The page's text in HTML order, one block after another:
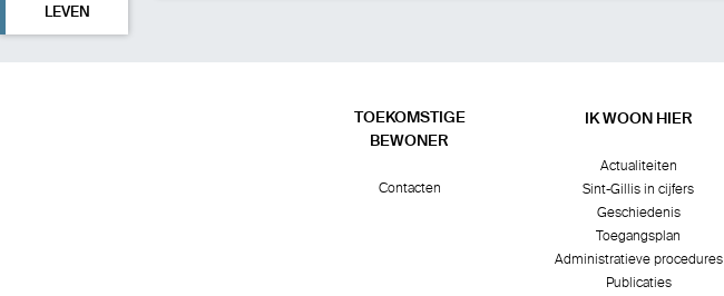
LEVEN
TOEKOMSTIGE
BEWONER
Contacten
IK WOON HIER
Actualiteiten
Sint-Gillis in cijfers
Geschiedenis
Toegangsplan
Administratieve procedures
Publicaties